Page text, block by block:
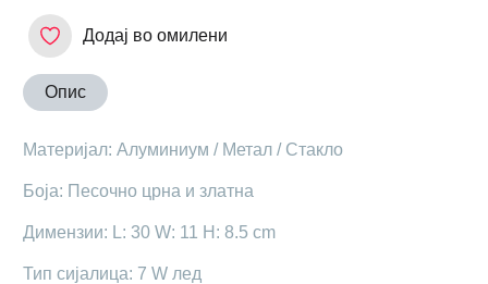
Додај во омилени
Опис
Mатеријал: Алуминиум / Метал / Стакло
Боја: Песочно црна и златна
Димензии: L: 30 W: 11 H: 8.5 cm
Тип сијалица: 7 W лед